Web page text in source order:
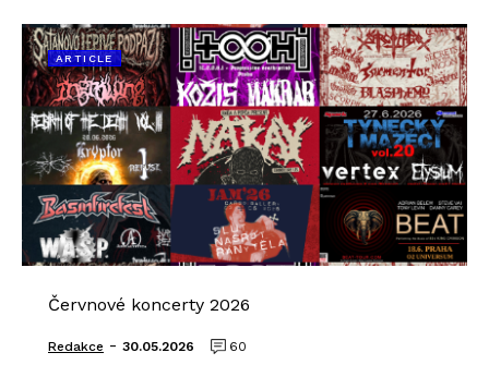
ARTICLE
Červnové koncerty 2026
Redakce - 30.05.2026 60